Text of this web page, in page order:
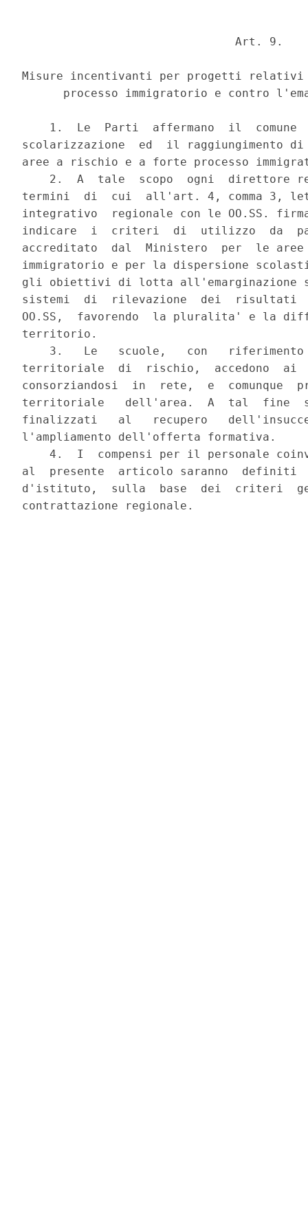
                               Art. 9.
Misure incentivanti per progetti
processo immigratorio e contro
1.  Le  Parti  affermano  il  comune
scolarizzazione  ed  il raggiungimento
aree a rischio e a forte processo
2.  A  tale  scopo  ogni  direttore
termini  di  cui  all'art. 4, comma 3,
integrativo  regionale con le OO.SS.
indicare  i  criteri  di  utilizzo  da
accreditato  dal  Ministero  per  le
immigratorio e per la dispersione
gli obiettivi di lotta all'emarginazione
sistemi  di  rilevazione  dei  risultati
OO.SS,  favorendo  la pluralita' e la
territorio.
3.   Le   scuole,   con
territoriale  di  rischio,  accedono  ai
consorziandosi  in  rete,  e  comunque
territoriale   dell'area.  A  tal  fine
finalizzati   al   recupero
l'ampliamento dell'offerta formativa.
4.  I  compensi per il personale
al  presente  articolo saranno  definiti
d'istituto,  sulla  base  dei  criteri